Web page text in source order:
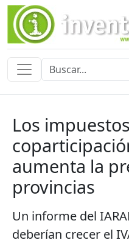
Los
aumenta la
provincias
Un informe del
deberían crecer el